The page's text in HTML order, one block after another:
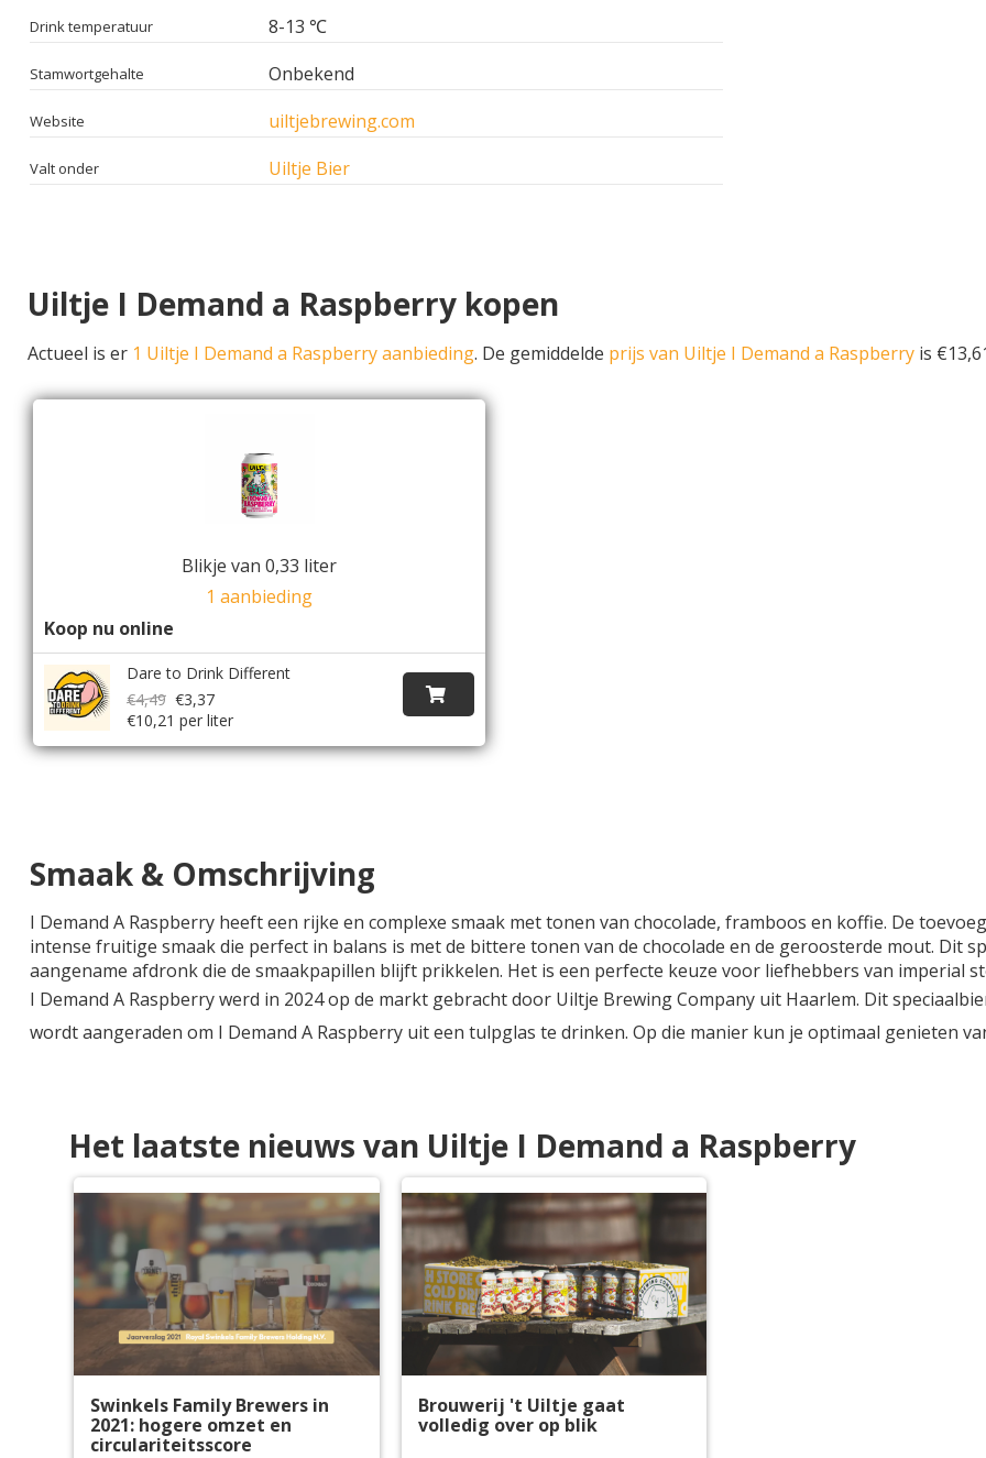
Drink temperatuur 8-13 ℃
Stamwortgehalte Onbekend
Website uiltjebrewing.com
Valt onder Uiltje Bier
Uiltje I Demand a Raspberry kopen
Actueel is er 1 Uiltje I Demand a Raspberry aanbieding. De gemiddelde prijs van Uiltje I Demand a Raspberry is
Blikje van 0,33 liter
1 aanbieding
Koop nu online
Dare to Drink Different
€4,49 €3,37
€10,21 per liter
Smaak & Omschrijving
I Demand A Raspberry heeft een rijke en complexe smaak met tonen van chocolade, framboos en koffie. De
intense fruitige smaak die perfect in balans is met de bittere tonen van de chocolade en de geroosterde mout. Dit
aangename afdronk die de smaakpapillen blijft prikkelen. Het is een perfecte keuze voor liefhebbers van imperial
I Demand A Raspberry werd in 2024 op de markt gebracht door Uiltje Brewing Company uit Haarlem. Dit
wordt aangeraden om I Demand A Raspberry uit een tulpglas te drinken. Op die manier kun je optimaal genieten
Het laatste nieuws van Uiltje I Demand a Raspberry
Swinkels Family Brewers in
2021: hogere omzet en
circulariteitsscore
Brouwerij 't Uiltje gaat
volledig over op blik